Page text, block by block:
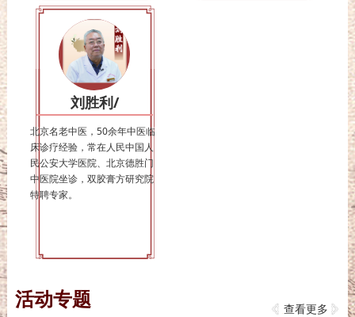
刘胜利/
北京名老中医，50余年中医临
床诊疗经验，常在人民中国人
民公安大学医院、北京德胜门
中医院坐诊，双胶膏方研究院
特聘专家。
活动专题 查看更多